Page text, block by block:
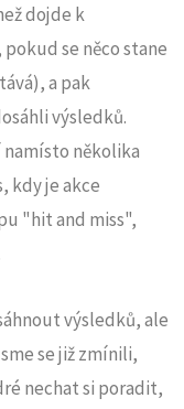
dojde k
se něco stane
a pak
výsledků.
několika
kdy je akce
"hit and miss",
výsledků, ale
se již zmínili,
nechat si poradit,